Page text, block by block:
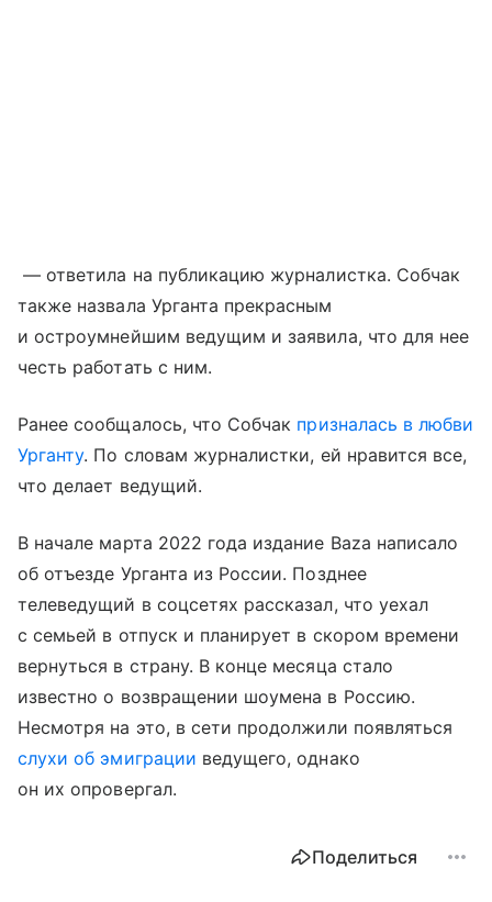
— ответила на публикацию журналистка. Собчак
также назвала Урганта прекрасным
и остроумнейшим ведущим и заявила, что для нее
честь работать с ним.
Ранее сообщалось, что Собчак призналась в любви
Урганту. По словам журналистки, ей нравится все,
что делает ведущий.
В начале марта 2022 года издание Baza написало
об отъезде Урганта из России. Позднее
телеведущий в соцсетях рассказал, что уехал
с семьей в отпуск и планирует в скором времени
вернуться в страну. В конце месяца стало
известно о возвращении шоумена в Россию.
Несмотря на это, в сети продолжили появляться
слухи об эмиграции ведущего, однако
он их опровергал.
Поделиться